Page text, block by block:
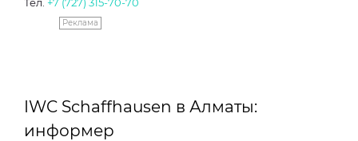
Реклама
IWC Schaffhausen в Алматы:
информер